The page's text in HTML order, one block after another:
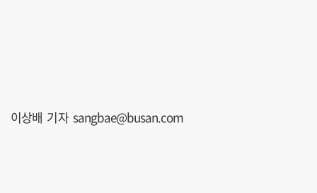
이상배 기자 sangbae@busan.com